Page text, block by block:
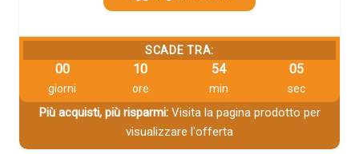
SCADE TRA:
00
giorni
10
ore
54
min
04
sec
Più acquisti, più risparmi:Visita la pagina prodotto per
visualizzare l'offerta